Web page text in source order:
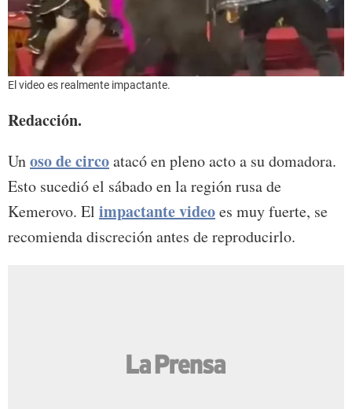
El video es realmente impactante.
Redacción.
Unoso de circoatacó en pleno acto a su domadora.
Esto sucedió el sábado en la región rusa de
Kemerovo. El impactante videoes muy fuerte, se
recomienda discreción antes de reproducirlo.